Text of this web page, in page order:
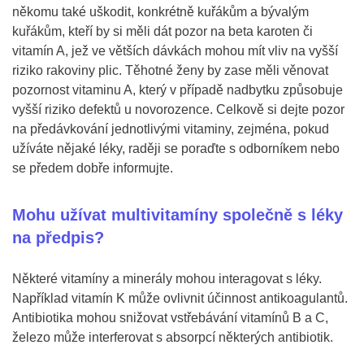
někomu také uškodit, konkrétně kuřákům a bývalým
kuřákům, kteří by si měli dát pozor na beta karoten či
vitamín A, jež ve větších dávkách mohou mít vliv na vyšší
riziko rakoviny plic. Těhotné ženy by zase měli věnovat
pozornost vitaminu A, který v případě nadbytku způsobuje
vyšší riziko defektů u novorozence. Celkově si dejte pozor
na předávkování jednotlivými vitaminy, zejména, pokud
užíváte nějaké léky, raději se poraďte s odborníkem nebo
se předem dobře informujte.
Mohu užívat multivitamíny společně s léky
na předpis?
Některé vitamíny a minerály mohou interagovat s léky.
Například vitamín K může ovlivnit účinnost antikoagulantů.
Antibiotika mohou snižovat vstřebávání vitamínů B a C,
železo může interferovat s absorpcí některých antibiotik.